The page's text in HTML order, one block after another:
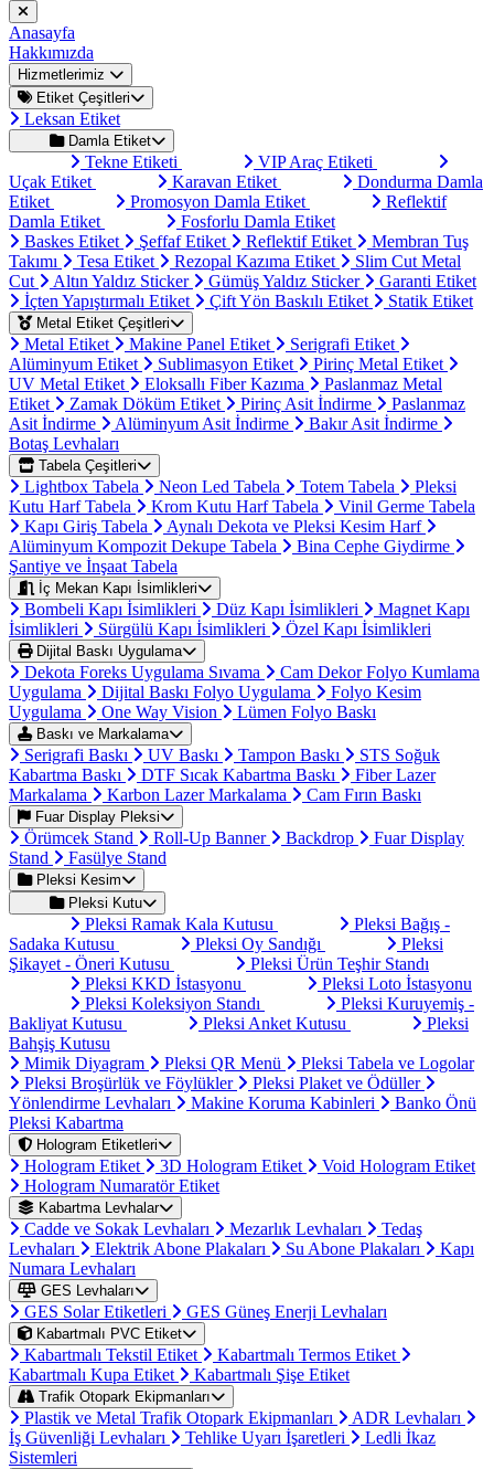
Anasayfa
Hakkımızda
Hizmetlerimiz
Etiket Çeşitleri
Leksan Etiket
Damla Etiket
Tekne Etiketi
VIP Araç Etiketi
Uçak Etiket
Karavan Etiket
Dondurma Damla
Etiket
Promosyon Damla Etiket
Reflektif
Damla Etiket
Fosforlu Damla Etiket
Baskes Etiket
Şeffaf Etiket Reflektif Etiket
Membran Tuş
Takımı
Tesa Etiket Rezopal Kazıma Etiket
Slim Cut Metal
Cut
Altın Yaldız Sticker Gümüş Yaldız Sticker
Garanti Etiket
İçten Yapıştırmalı Etiket
Çift Yön Baskılı Etiket Statik Etiket
Metal Etiket Çeşitleri
Metal Etiket Makine Panel Etiket
Serigrafi Etiket
Alüminyum Etiket
Sublimasyon Etiket
Pirinç Metal Etiket
UV Metal Etiket
Eloksallı Fiber Kazıma
Paslanmaz Metal
Etiket
Zamak Döküm Etiket Pirinç Asit İndirme
Paslanmaz
Asit İndirme
Alüminyum Asit İndirme
Bakır Asit İndirme
Botaş Levhaları
Tabela Çeşitleri
Lightbox Tabela Neon Led Tabela Totem Tabela
Pleksi
Kutu Harf Tabela
Krom Kutu Harf Tabela
Vinil Germe Tabela
Kapı Giriş Tabela
Aynalı Dekota ve Pleksi Kesim Harf
Alüminyum Kompozit Dekupe Tabela
Bina Cephe Giydirme
Şantiye ve İnşaat Tabela
İç Mekan Kapı İsimlikleri
Bombeli Kapı İsimlikleri Düz Kapı İsimlikleri
Magnet Kapı
İsimlikleri
Sürgülü Kapı İsimlikleri Özel Kapı İsimlikleri
Dijital Baskı Uygulama
Dekota Foreks Uygulama Sıvama
Cam Dekor Folyo Kumlama
Uygulama
Dijital Baskı Folyo Uygulama
Folyo Kesim
Uygulama
One Way Vision Lümen Folyo Baskı
Baskı ve Markalama
Serigrafi Baskı UV Baskı Tampon Baskı
STS Soğuk
Kabartma Baskı
DTF Sıcak Kabartma Baskı
Fiber Lazer
Markalama
Karbon Lazer Markalama Cam Fırın Baskı
Fuar Display Pleksi
Örümcek Stand Roll-Up Banner Backdrop
Fuar Display
Stand
Fasülye Stand
Pleksi Kesim
Pleksi Kutu
Pleksi Ramak Kala Kutusu
Pleksi Bağış -
Sadaka Kutusu
Pleksi Oy Sandığı
Pleksi
Şikayet - Öneri Kutusu
Pleksi Ürün Teşhir Standı
Pleksi KKD İstasyonu
Pleksi Loto İstasyonu
Pleksi Koleksiyon Standı
Pleksi Kuruyemiş -
Bakliyat Kutusu
Pleksi Anket Kutusu
Pleksi
Bahşiş Kutusu
Mimik Diyagram
Pleksi QR Menü
Pleksi Tabela ve Logolar
Pleksi Broşürlük ve Föylükler
Pleksi Plaket ve Ödüller
Yönlendirme Levhaları
Makine Koruma Kabinleri
Banko Önü
Pleksi Kabartma
Hologram Etiketleri
Hologram Etiket 3D Hologram Etiket
Void Hologram Etiket
Hologram Numaratör Etiket
Kabartma Levhalar
Cadde ve Sokak Levhaları Mezarlık Levhaları
Tedaş
Levhaları
Elektrik Abone Plakaları Su Abone Plakaları
Kapı
Numara Levhaları
GES Levhaları
GES Solar Etiketleri GES Güneş Enerji Levhaları
Kabartmalı PVC Etiket
Kabartmalı Tekstil Etiket
Kabartmalı Termos Etiket
Kabartmalı Kupa Etiket
Kabartmalı Şişe Etiket
Trafik Otopark Ekipmanları
Plastik ve Metal Trafik Otopark Ekipmanları
ADR Levhaları
İş Güvenliği Levhaları
Tehlike Uyarı İşaretleri
Ledli İkaz
Sistemleri